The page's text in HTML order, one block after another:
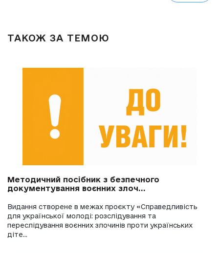
ТАКОЖ ЗА ТЕМОЮ
Методичний посібник з безпечного
документування воєнних злоч...
Видання створене в межах проєкту «Справедливість
для української молоді: розслідування та
переслідування воєнних злочинів проти українських
діте...